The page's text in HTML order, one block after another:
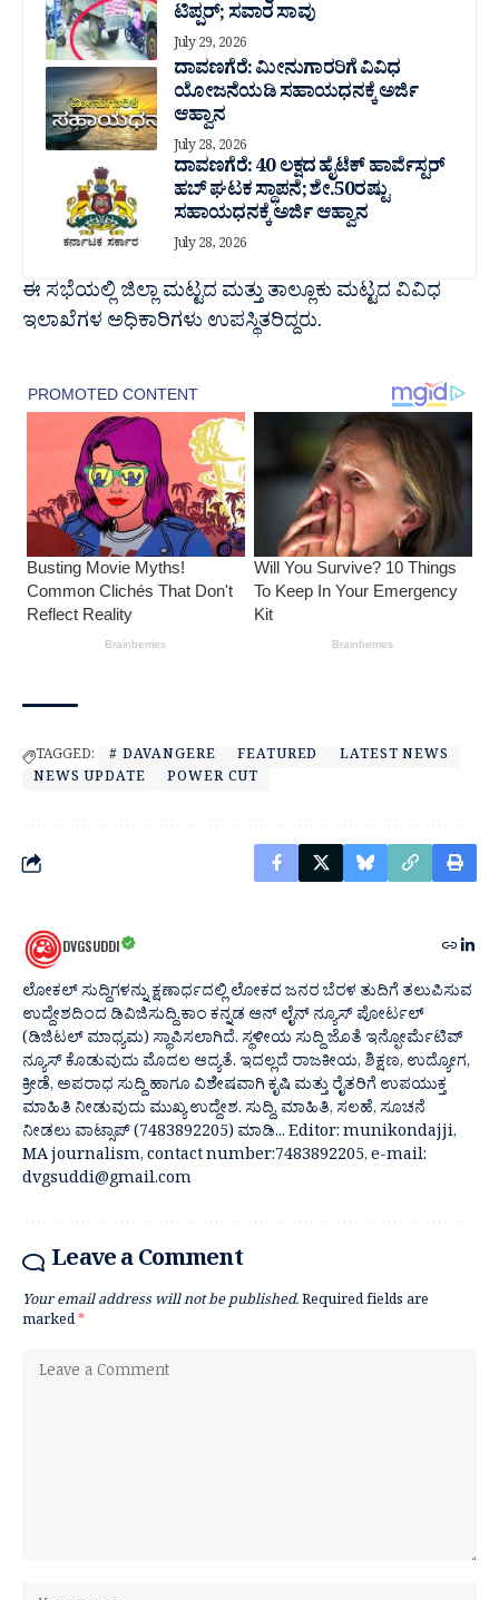
ಟಿಪ್ಪರ್; ಸವಾರ ಸಾವು
July 29, 2026
ದಾವಣಗೆರೆ: ಮೀನುಗಾರರಿಗೆ ವಿವಿಧ
ಯೋಜನೆಯಡಿ ಸಹಾಯಧನಕ್ಕೆ ಅರ್ಜಿ
ಆಹ್ವಾನ
July 28, 2026
ದಾವಣಗೆರೆ: 40 ಲಕ್ಷದ ಹೈಟೆಕ್ ಹಾರ್ವೆಸ್ಟರ್
ಹಬ್ ಘಟಕ ಸ್ಥಾಪನೆ; ಶೇ.50ರಷ್ಟು
ಸಹಾಯಧನಕ್ಕೆ ಅರ್ಜಿ ಆಹ್ವಾನ
July 28, 2026
ಈ ಸಭೆಯಲ್ಲಿ ಜಿಲ್ಲಾ ಮಟ್ಟದ ಮತ್ತು ತಾಲ್ಲೂಕು ಮಟ್ಟದ ವಿವಿಧ
ಇಲಾಖೆಗಳ ಅಧಿಕಾರಿಗಳು ಉಪಸ್ಥಿತರಿದ್ದರು.
TAGGED: # DAVANGERE FEATURED
LATEST NEWS
NEWS UPDATE
POWER CUT
DVGSUDDI
ಲೋಕಲ್ ಸುದ್ದಿಗಳನ್ನು ಕ್ಷಣಾರ್ಧದಲ್ಲಿ ಲೋಕದ ಜನರ ಬೆರಳ ತುದಿಗೆ ತಲುಪಿಸುವ
ಉದ್ದೇಶದಿಂದ ಡಿವಿಜಿಸುದ್ದಿ.ಕಾಂ ಕನ್ನಡ ಆನ್ ಲೈನ್ ನ್ಯೂಸ್ ಪೋರ್ಟಲ್
(ಡಿಜಿಟಲ್ ಮಾಧ್ಯಮ) ಸ್ಥಾಪಿಸಲಾಗಿದೆ. ಸ್ಥಳೀಯ ಸುದ್ದಿ ಜೊತೆ ಇನ್ಫೋರ್ಮೆಟಿವ್
ನ್ಯೂಸ್ ಕೊಡುವುದು ಮೊದಲ ಆದ್ಯತೆ. ಇದಲ್ಲದೆ ರಾಜಕೀಯ, ಶಿಕ್ಷಣ, ಉದ್ಯೋಗ,
ಕ್ರೀಡೆ, ಅಪರಾಧ ಸುದ್ದಿ ಹಾಗೂ ವಿಶೇಷವಾಗಿ ಕೃಷಿ ಮತ್ತು ರೈತರಿಗೆ ಉಪಯುಕ್ತ
ಮಾಹಿತಿ ನೀಡುವುದು ಮುಖ್ಯ ಉದ್ದೇಶ. ಸುದ್ದಿ, ಮಾಹಿತಿ, ಸಲಹೆ, ಸೂಚನೆ
ನೀಡಲು ವಾಟ್ಸಾಪ್ (7483892205) ಮಾಡಿ... Editor: munikondajji,
MA journalism, contact number:7483892205, e-mail:
dvgsuddi@gmail.com
Leave a Comment
Your email address will not be published.Required fields are
marked*